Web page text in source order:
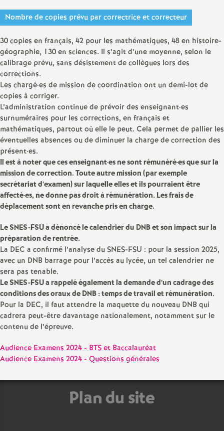
e
m
e
n
t
s
d
e
S
e
c
o
d
Nombre de copies prévu par correctrice et correcteur
30 copies en français, 42 pour les mathématiques, 48 en histoire-
géographie, 130 en sciences. Il s’agit d’une moyenne, selon le
calibrage prévu, sans désistement de collègues lors des
corrections.
Les chargé·es de mission de coordination ont un demi-lot de
copies à corriger.
L’administration continue de prévoir des enseignant·es
surnuméraires pour les corrections, en français et
mathématiques, partout où elle le peut. Cela permet de pallier les
éventuelles absences ou de diminuer la charge de correction des
présent·es.
Il est à noter que ces enseignant·es ne sont rémunéré·es que sur la
mission de correction. Toute autre mission (par exemple
secrétariat d’examen) sur laquelle elles et ils pourraient être
affecté·es, ne donne pas droit à rémunération. Les frais de
déplacement sont en revanche pris en charge.
Le SNES-FSU a dénoncé le calendrier du DNB et son impact sur la
préparation de rentrée.
La DEC a confirmé l’analyse du SNES-FSU : pour la session 2025,
avec un DNB barrage pour l’accès au lycée, un tel calendrier ne
sera pas tenable.
Le SNES-FSU a rappelé également la demande d’un cadrage des
conditions des oraux de DNB : temps de travail et rémunération.
Pour la DEC, il faut attendre la maquette du nouveau DNB qui
cadrera peut-être davantage nationalement, notamment sur le
contenu de l’épreuve.
Audience Examens 2024 - BTS et Baccalauréat
Audience Examens 2024 - Questions générales
Plan du site